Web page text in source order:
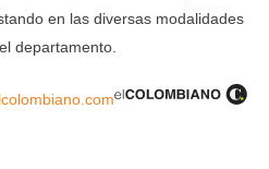
en las diversas modalidades
departamento.